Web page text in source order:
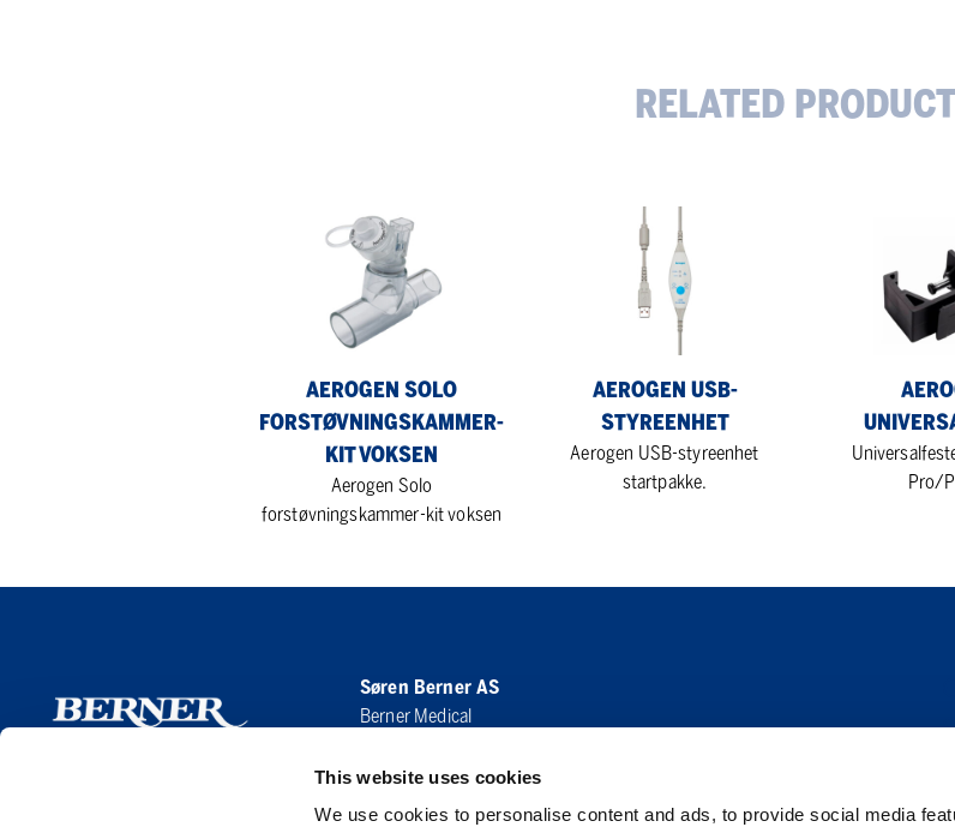
This website uses cookies
We use cookies to personalise content and ads, to provide social media
RELATED
forstøvningskammer-
AEROGEN SOLO
FORSTØVNINGSKAMMER-
KIT VOKSEN
Aerogen Solo
forstøvningskammer-kit voksen
AEROGEN USB-
STYREENHET
Aerogen USB-styreenhet
startpakke.
Pro/
Søren Berner AS
Berner Medical
0275 Oslo